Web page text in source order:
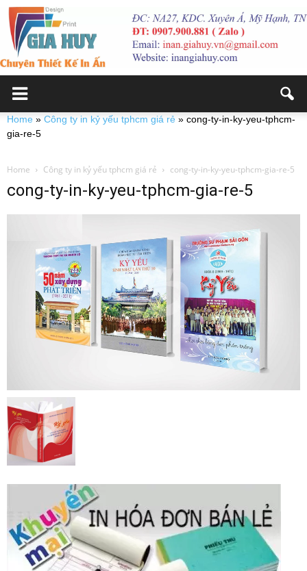
Home » Công ty in kỷ yếu tphcm giá rẻ » cong-ty-in-ky-yeu-tphcm-
gia-re-5
Home Công ty in kỷ yếu tphcm giá rẻ cong-ty-in-ky-yeu-tphcm-gia-re-5
cong-ty-in-ky-yeu-tphcm-gia-re-5